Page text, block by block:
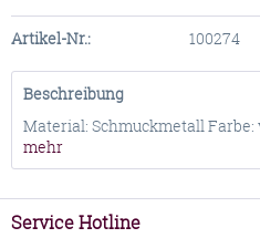
Artikel-Nr.: 100274
Beschreibung
Material: Schmuckmetall
mehr
Service Hotline